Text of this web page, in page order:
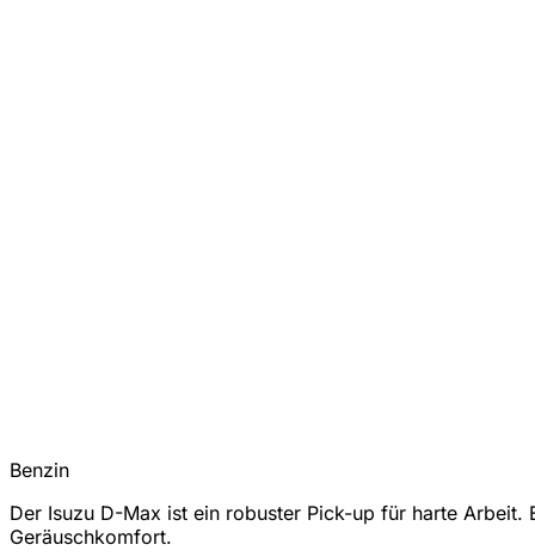
Benzin
Der Isuzu D-Max ist ein robuster Pick-up für harte
Geräuschkomfort.